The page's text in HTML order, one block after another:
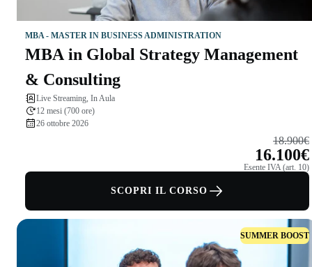
MBA - MASTER IN BUSINESS ADMINISTRATION
MBA in Global Strategy Management
& Consulting
Live Streaming, In Aula
12 mesi (700 ore)
26 ottobre 2026
18.900€
16.100€
Esente IVA (art. 10)
SCOPRI IL CORSO
SUMMER BOOST